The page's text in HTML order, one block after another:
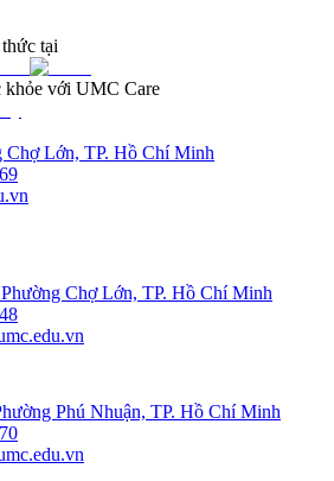
tại
khỏe với UMC Care
Chợ Lớn, TP. Hồ Chí Minh
Chợ Lớn, TP. Hồ Chí Minh
Phú Nhuận, TP. Hồ Chí Minh